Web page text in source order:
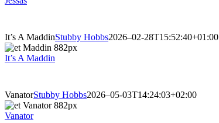
It’s A MaddinStubby Hobbs2026–02-28T15:52:40+01:00
It’s A Maddin
VanatorStubby Hobbs2026–05-03T14:24:03+02:00
Vanator